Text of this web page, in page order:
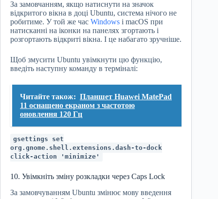
За замовчанням, якщо натиснути на значок
відкритого вікна в доці Ubuntu, система нічого не
робитиме. У той же час Windows і macOS при
натисканні на іконки на панелях згортають і
розгортають відкриті вікна. І це набагато зручніше.
Щоб змусити Ubuntu увімкнути цю функцію,
введіть наступну команду в терміналі:
Читайте також: Планшет Huawei MatePad
11 оснащено екраном з частотою
оновлення 120 Гц
gsettings set
org.gnome.shell.extensions.dash‑to‑dock
click‑action 'minimize'
10. Увімкніть зміну розкладки через Caps Lock
За замовчуванням Ubuntu змінює мову введення